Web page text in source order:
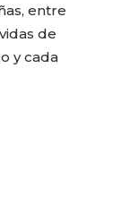
entre
de
y cada